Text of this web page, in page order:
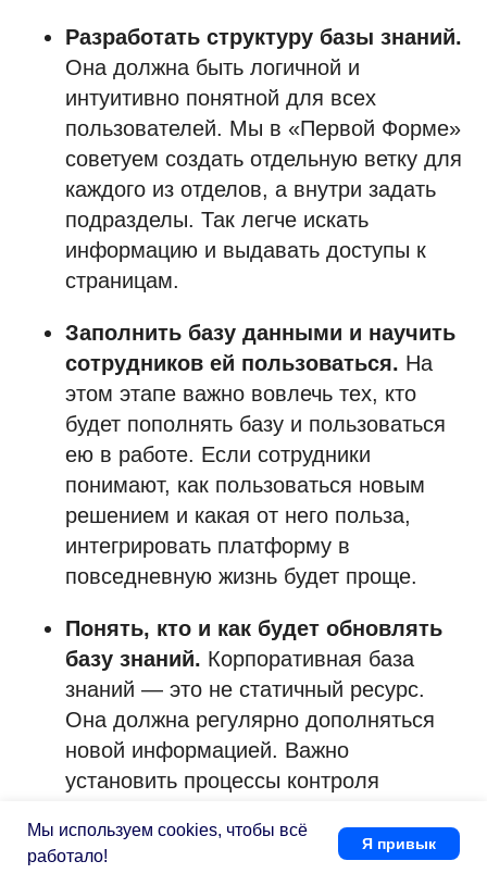
Разработать структуру базы знаний.
Она должна быть логичной и
интуитивно понятной для всех
пользователей. Мы в «Первой Форме»
советуем создать отдельную ветку для
каждого из отделов, а внутри задать
подразделы. Так легче искать
информацию и выдавать доступы к
страницам.
Заполнить базу данными и научить
сотрудников ей пользоваться. На
этом этапе важно вовлечь тех, кто
будет пополнять базу и пользоваться
ею в работе. Если сотрудники
понимают, как пользоваться новым
решением и какая от него польза,
интегрировать платформу в
повседневную жизнь будет проще.
Понять, кто и как будет обновлять
базу знаний. Корпоративная база
знаний — это не статичный ресурс.
Она должна регулярно дополняться
новой информацией. Важно
установить процессы контроля
пользователей, чтобы база постоянно
Мы используем cookies, чтобы всё
работало!
Я привык